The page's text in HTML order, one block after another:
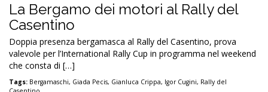
La Bergamo dei motori al Rally del
Casentino
Doppia presenza bergamasca al Rally del Casentino, prova
valevole per l’International Rally Cup in programma nel weekend
che consta di […]
Tags: Bergamaschi, Giada Pecis, Gianluca Crippa, Igor Cugini, Rally del